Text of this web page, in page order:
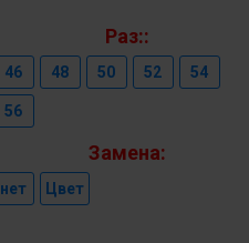
Раз::
46 48 50 52 54
56
Замена:
нет Цвет